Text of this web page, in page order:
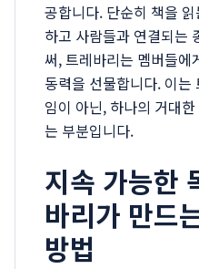
공합니다. 단순히 책을
하고 사람들과 연결되는
써, 트레바리는 멤버들에
동력을 선물합니다. 이는
임이 아닌, 하나의 거대
는 부분입니다.
지속 가능한
바리가 만드
방법